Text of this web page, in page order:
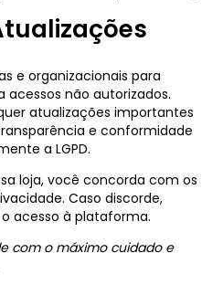
e organizacionais para
não autorizados.
atualizações importantes
e conformidade
a LGPD.
loja, você concorda com os
Caso discorde,
acesso à plataforma.
com o máximo cuidado e